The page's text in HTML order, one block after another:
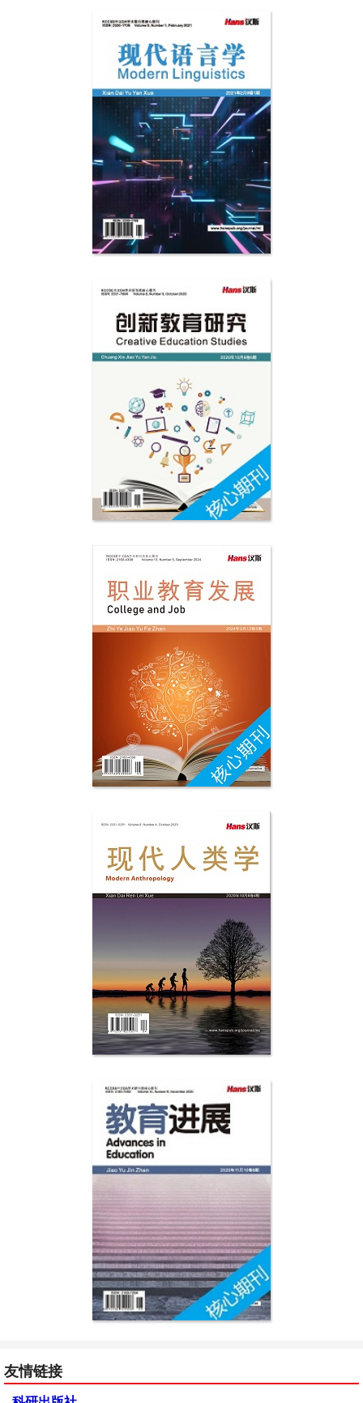
友情链接